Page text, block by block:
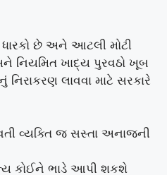
ધારકો છે અને આટલી મોટી
નિયમિત ખાદ્ય પુરવઠો ખૂબ
લાવવા માટે સરકારે
વ્યક્તિ જ સસ્તા અનાજની
કોઈને ભાડે આપી શકશે